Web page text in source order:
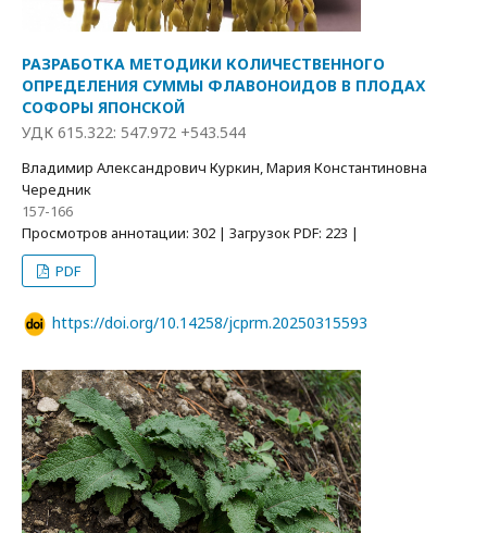
РАЗРАБОТКА МЕТОДИКИ КОЛИЧЕСТВЕННОГО
ОПРЕДЕЛЕНИЯ СУММЫ ФЛАВОНОИДОВ В ПЛОДАХ
СОФОРЫ ЯПОНСКОЙ
УДК 615.322: 547.972 +543.544
Владимир Александрович Куркин, Мария Константиновна
Чередник
157-166
Просмотров аннотации: 302 | Загрузок PDF: 223 |
PDF
https://doi.org/10.14258/jcprm.20250315593